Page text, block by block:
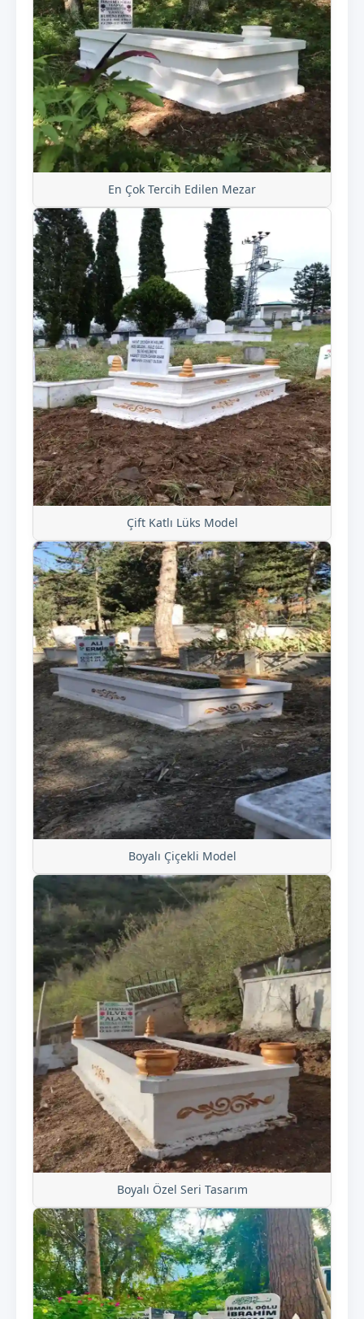
En Çok Tercih Edilen Mezar
Çift Katlı Lüks Model
Boyalı Çiçekli Model
Boyalı Özel Seri Tasarım